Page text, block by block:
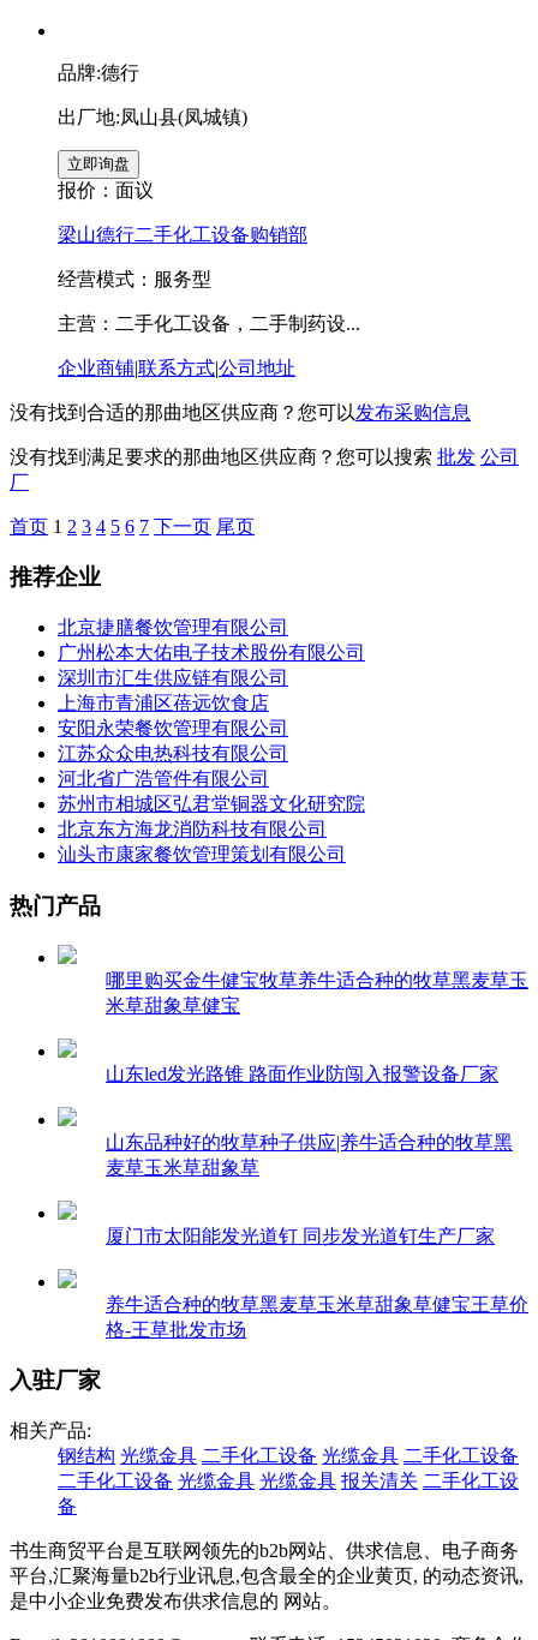
品牌:德行
出厂地:凤山县(凤城镇)
报价： 面议
梁山德行二手化工设备购销部
经营模式：服务型
主营：二手化工设备，二手制药设...
企业商铺|联系方式|公司地址
没有找到合适的那曲地区供应商？您可以发布采购信息
没有找到满足要求的那曲地区供应商？您可以搜索 批发 公司
厂
首页 1 2 3 4 5 6 7 下一页 尾页
推荐企业
北京捷膳餐饮管理有限公司
广州松本大佑电子技术股份有限公司
深圳市汇生供应链有限公司
上海市青浦区蓓远饮食店
安阳永荣餐饮管理有限公司
江苏众众电热科技有限公司
河北省广浩管件有限公司
苏州市相城区弘君堂铜器文化研究院
北京东方海龙消防科技有限公司
汕头市康家餐饮管理策划有限公司
热门产品
哪里购买金牛健宝牧草养牛适合种的牧草黑麦草玉
米草甜象草健宝
山东led发光路锥 路面作业防闯入报警设备厂家
山东品种好的牧草种子供应|养牛适合种的牧草黑
麦草玉米草甜象草
厦门市太阳能发光道钉 同步发光道钉生产厂家
养牛适合种的牧草黑麦草玉米草甜象草健宝王草价
格-王草批发市场
入驻厂家
相关产品:
钢结构 光缆金具 二手化工设备 光缆金具 二手化工设备
二手化工设备 光缆金具 光缆金具 报关清关 二手化工设
备
书生商贸平台是互联网领先的b2b网站、供求信息、电子商务
平台,汇聚海量b2b行业讯息,包含最全的企业黄页, 的动态资讯,
是中小企业免费发布供求信息的 网站。